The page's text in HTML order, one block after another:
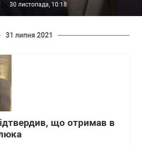
30 листопада, 10:18
31 липня 2021
що отримав в